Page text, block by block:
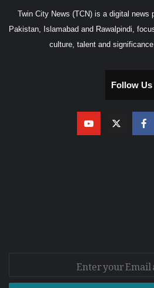
Twin City News (TCN) is a digital news
Pakistan, Islamabad and Rawalpindi,
culture, talent and
Follow Us